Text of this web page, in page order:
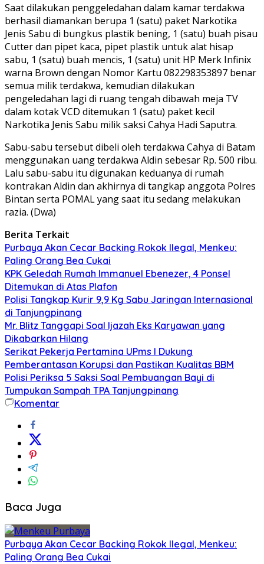
Saat dilakukan penggeledahan dalam kamar terdakwa
berhasil diamankan berupa 1 (satu) paket Narkotika
Jenis Sabu di bungkus plastik bening, 1 (satu) buah pisau
Cutter dan pipet kaca, pipet plastik untuk alat hisap
sabu, 1 (satu) buah mencis, 1 (satu) unit HP Merk Infinix
warna Brown dengan Nomor Kartu 082298353897 benar
semua milik terdakwa, kemudian dilakukan
pengeledahan lagi di ruang tengah dibawah meja TV
dalam kotak VCD ditemukan 1 (satu) paket kecil
Narkotika Jenis Sabu milik saksi Cahya Hadi Saputra.
Sabu-sabu tersebut dibeli oleh terdakwa Cahya di Batam
menggunakan uang terdakwa Aldin sebesar Rp. 500 ribu.
Lalu sabu-sabu itu digunakan keduanya di rumah
kontrakan Aldin dan akhirnya di tangkap anggota Polres
Bintan serta POMAL yang saat itu sedang melakukan
razia. (Dwa)
Berita Terkait
Purbaya Akan Cecar Backing Rokok Ilegal, Menkeu:
Paling Orang Bea Cukai
KPK Geledah Rumah Immanuel Ebenezer, 4 Ponsel
Ditemukan di Atas Plafon
Polisi Tangkap Kurir 9,9 Kg Sabu Jaringan Internasional
di Tanjungpinang
Mr. Blitz Tanggapi Soal Ijazah Eks Karyawan yang
Dikabarkan Hilang
Serikat Pekerja Pertamina UPms I Dukung
Pemberantasan Korupsi dan Pastikan Kualitas BBM
Polisi Periksa 5 Saksi Soal Pembuangan Bayi di
Tumpukan Sampah TPA Tanjungpinang
Komentar
Baca Juga
Purbaya Akan Cecar Backing Rokok Ilegal, Menkeu:
Paling Orang Bea Cukai